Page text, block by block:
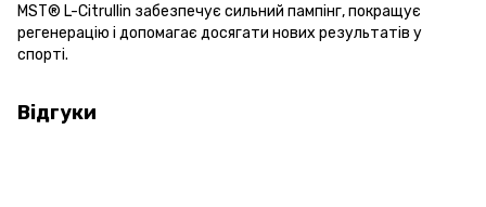
MST® L-Citrullin забезпечує сильний пампінг, покращує
регенерацію і допомагає досягати нових результатів у
спорті.
Відгуки